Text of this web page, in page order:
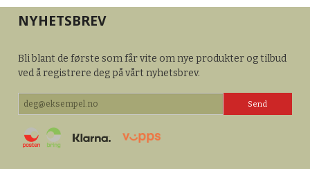
NYHETSBREV
Bli blant de første som får vite om nye produkter og tilbud
ved å registrere deg på vårt nyhetsbrev.